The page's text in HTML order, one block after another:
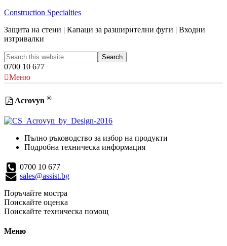
Construction Specialties
Защита на стени | Капаци за разширителни фуги | Входни
изтривалки
0700 10 677
Меню
Acrovyn ®
Пълно ръководство за избор на продукти
Подробна техническа информация
0700 10 677
sales@assist.bg
Поръчайте мостра
Поискайте оценка
Поискайте техническа помощ
Меню